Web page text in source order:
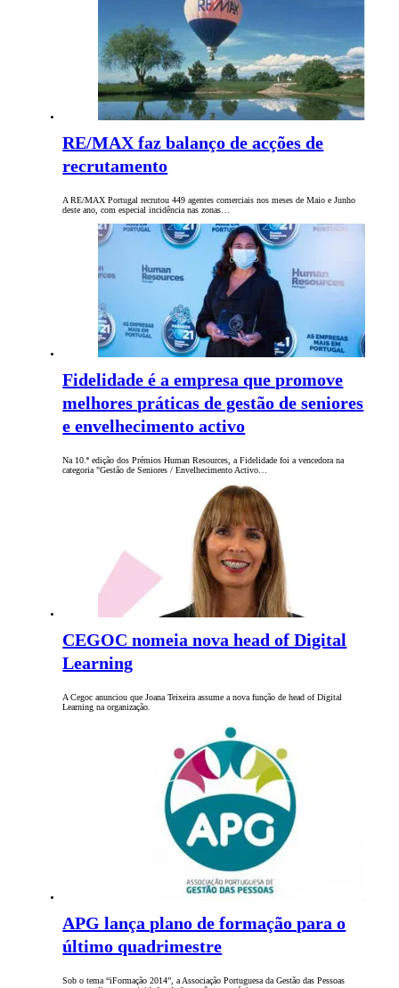
RE/MAX faz balanço de acções de
recrutamento
A RE/MAX Portugal recrutou 449 agentes comerciais nos meses de Maio e Junho
deste ano, com especial incidência nas zonas…
Fidelidade é a empresa que promove
melhores práticas de gestão de seniores
e envelhecimento activo
Na 10.ª edição dos Prémios Human Resources, a Fidelidade foi a vencedora na
categoria "Gestão de Seniores / Envelhecimento Activo…
CEGOC nomeia nova head of Digital
Learning
A Cegoc anunciou que Joana Teixeira assume a nova função de head of Digital
Learning na organização.
APG lança plano de formação para o
último quadrimestre
Sob o tema “iFormação 2014”, a Associação Portuguesa da Gestão das Pessoas